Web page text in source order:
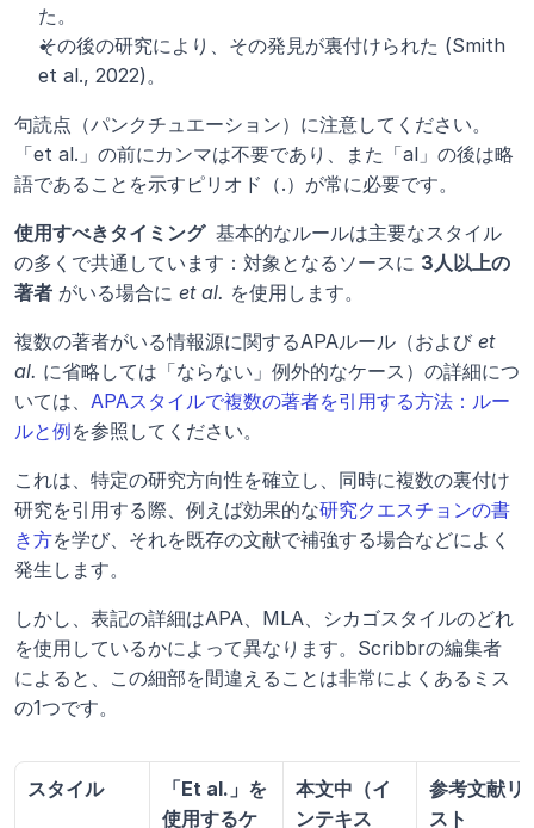
た。
その後の研究により、その発見が裏付けられた (Smith
et al., 2022)。
句読点（パンクチュエーション）に注意してください。
「et al.」の前にカンマは不要であり、また「al」の後は略
語であることを示すピリオド（.）が常に必要です。
使用すべきタイミング 基本的なルールは主要なスタイル
の多くで共通しています：対象となるソースに 3人以上の
著者 がいる場合に et al. を使用します。
複数の著者がいる情報源に関するAPAルール（および et
al. に省略しては「ならない」例外的なケース）の詳細につ
いては、 APAスタイルで複数の著者を引用する方法：ルー
ルと例を参照してください。
これは、特定の研究方向性を確立し、同時に複数の裏付け
研究を引用する際、例えば効果的な研究クエスチョンの書
き方を学び、それを既存の文献で補強する場合などによく
発生します。
しかし、表記の詳細はAPA、MLA、シカゴスタイルのどれ
を使用しているかによって異なります。Scribbrの編集者
によると、この細部を間違えることは非常によくあるミス
の1つです。
スタイル
「Et al.」を
使用するケ
本文中（イ
ンテキス
参考文献リ
スト